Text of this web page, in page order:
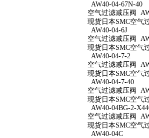
AW40-04-67N-40
空气过滤减压阀
现货日本SMC空气
AW40-04-6J
空气过滤减压阀
现货日本SMC空气
AW40-04-7-2
空气过滤减压阀
现货日本SMC空气
AW40-04-7-40
空气过滤减压阀
现货日本SMC空气
AW40-04BG-2-
空气过滤减压阀
现货日本SMC空气
AW40-04C